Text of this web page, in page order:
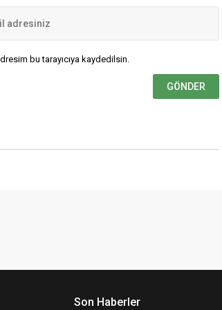
bu tarayıcıya kaydedilsin.
Son Haberler